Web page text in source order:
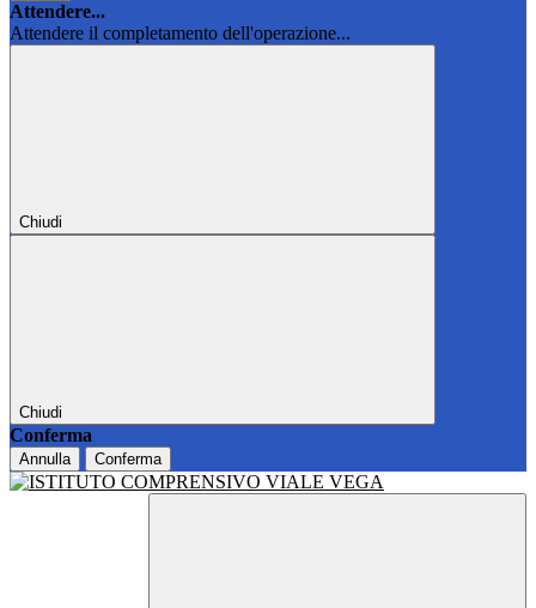
Attendere...
Attendere il completamento dell'operazione...
Chiudi
Chiudi
Conferma
Annulla Conferma